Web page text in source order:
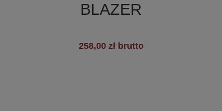
BLAZER
258,00 zł brutto